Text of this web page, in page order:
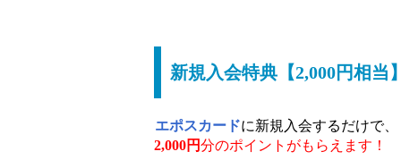
新規入会特典【2,000円相当】
エポスカードに新規入会するだけで、
2,000円分のポイントがもらえます！